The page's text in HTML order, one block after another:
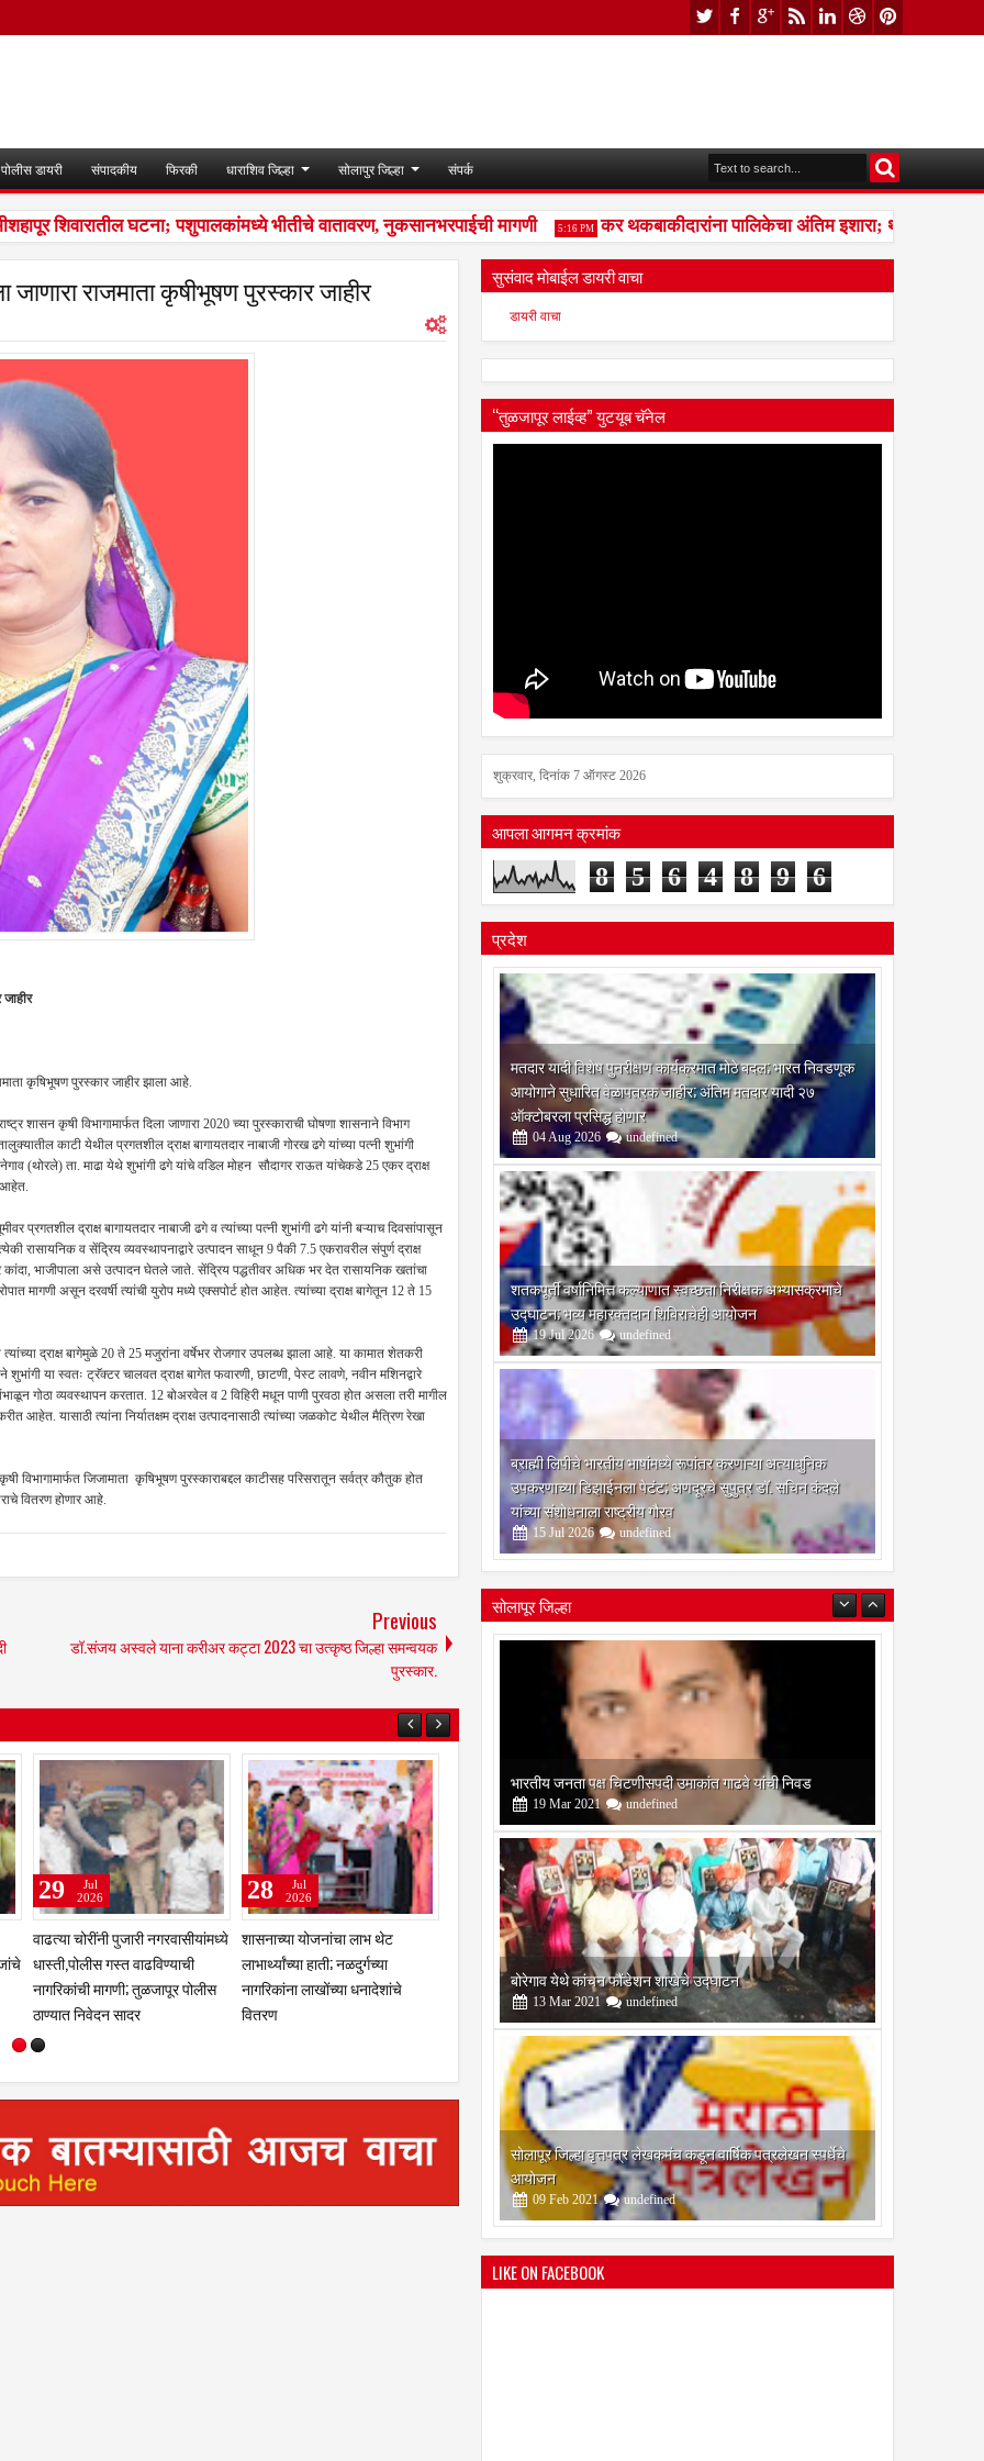
पोलीस डायरी संपादकीय फिरकी धाराशिव जिल्हा सोलापुर जिल्हा संपर्क
शिवारातील घटना; पशुपालकांमध्ये भीतीचे वातावरण, नुकसानभरपाईची मागणी 5:16 PM कर थकबाकीदारांना पालिकेचा अंतिम इशारा; थकित कर न
जाणारा राजमाता कृषीभूषण पुरस्कार जाहीर
कृषिभूषण पुरस्कार जाहीर झाला आहे.
शासन कृषी विभागामार्फत दिला जाणारा 2020 च्या पुरस्काराची घोषणा शासनाने विभाग
काटी येथील प्रगतशील द्राक्ष बागायतदार नाबाजी गोरख ढगे यांच्या पत्नी शुभांगी
(थोरले) ता. माढा येथे शुभांगी ढगे यांचे वडिल मोहन सौदागर राऊत यांचेकडे 25 एकर द्राक्ष
आहेत.
प्रगतशील द्राक्ष बागायतदार नाबाजी ढगे व त्यांच्या पत्नी शुभांगी ढगे यांनी बऱ्याच दिवसांपासून
व सेंद्रिय व्यवस्थापनाद्वारे उत्पादन साधून 9 पैकी 7.5 एकरावरील संपुर्ण द्राक्ष
भाजीपाला असे उत्पादन घेतले जाते. सेंद्रिय पद्धतीवर अधिक भर देत रासायनिक खतांचा
मागणी असून दरवर्षी त्यांची युरोप मध्ये एक्सपोर्ट होत आहेत. त्यांच्या द्राक्ष बागेतून 12 ते 15
द्राक्ष बागेमुळे 20 ते 25 मजुरांना वर्षेभर रोजगार उपलब्ध झाला आहे. या कामात शेतकरी
या स्वतः ट्रॅक्टर चालवत द्राक्ष बागेत फवारणी, छाटणी, पेस्ट लावणे, नवीन मशिनद्वारे
गोठा व्यवस्थापन करतात. 12 बोअरवेल व 2 विहिरी मधून पाणी पुरवठा होत असला तरी मागील
आहेत. यासाठी त्यांना निर्यातक्षम द्राक्ष उत्पादनासाठी त्यांच्या जळकोट येथील मैत्रिण रेखा
विभागामार्फत जिजामाता कृषिभूषण पुरस्काराबद्दल काटीसह परिसरातून सर्वत्र कौतुक होत
वितरण होणार आहे.
Previous
डॉ.संजय अस्वले याना करीअर कट्टा 2023 चा उत्कृष्ठ जिल्हा समन्वयक
पुरस्कार.
कुलस्वामिनीच्या चरणी अभिनेत्री
प्राजक्ता माळी; तुळजाभवानी मंदिरात
सहकुटुंब पूजा-अर्चा
31
Jul
2026
झरेगावच्या दत्त मठात गुरुपौर्णिमेचा
भक्तिरंग; 'दासबोध'वर काका महाराजांचे
प्रबोधन
29
Jul
2026
सुसंवाद मोबाईल डायरी वाचा
डायरी वाचा
“तुळजापूर लाईव्ह” युटयूब चॅनेल
शुक्रवार, दिनांक 7 ऑगस्ट 2026
आपला आगमन क्रमांक
8 5 6 4 8 9 6
प्रदेश
मतदार यादी विशेष पुनरीक्षण कार्यक्रमात मोठे बदल; भारत निवडणूक
आयोगाने सुधारित वेळापत्रक जाहीर; अंतिम मतदार यादी २७
ऑक्टोबरला प्रसिद्ध होणार
04 Aug 2026 undefined
शतकपूर्ती वर्षानिमित्त कल्याणात स्वच्छता निरीक्षक अभ्यासक्रमाचे
उद्घाटन; भव्य महारक्तदान शिबिराचेही आयोजन
19 Jul 2026 undefined
ब्राह्मी लिपीचे भारतीय भाषांमध्ये रूपांतर करणाऱ्या अत्याधुनिक
उपकरणाच्या डिझाईनला पेटंट; अणदूरचे सुपुत्र डॉ. सचिन कंदले
यांच्या संशोधनाला राष्ट्रीय गौरव
15 Jul 2026 undefined
सोलापूर जिल्हा
बोरेगाव येथे कांचन फौंडेशन शाखेचे उद्घाटन
13 Mar 2021 undefined
सोलापूर जिल्हा वृत्तपत्र लेखकमंच कडून वार्षिक पत्रलेखन स्पर्धेचे
आयोजन
09 Feb 2021 undefined
श्री मल्लिकार्जुन प्रशालेकडून उमाकांत गाढवे यांचा सत्कार
25 Mar 2021 undefined
LIKE ON FACEBOOK